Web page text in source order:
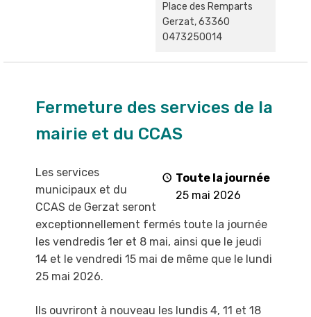
Place des Remparts
Gerzat,63360
0473250014
services
mairie
CCAS
Fermeture des services de la
mairie et du CCAS
Toute la journée
25 mai 2026
Les services
municipaux et du
CCAS de Gerzat seront
exceptionnellement fermés toute la journée
les vendredis 1er et 8 mai, ainsi que le jeudi
14 et le vendredi 15 mai de même que le lundi
25 mai 2026.
Ils ouvriront à nouveau les lundis 4, 11 et 18